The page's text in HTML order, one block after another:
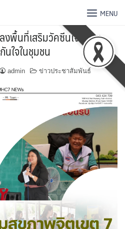
MENU
พื้นที่เสริมวัคซีนใจ สร้าง
ใจในชุมชน
admin ข่าวประชาสัมพันธ์